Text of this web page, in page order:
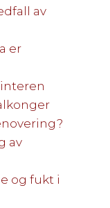
av
er
av
og fukt i